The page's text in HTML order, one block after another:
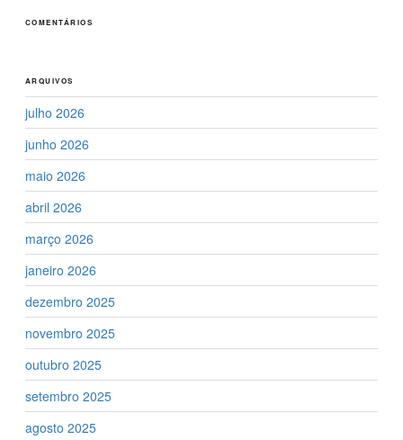
COMENTÁRIOS
ARQUIVOS
julho 2026
junho 2026
maio 2026
abril 2026
março 2026
janeiro 2026
dezembro 2025
novembro 2025
outubro 2025
setembro 2025
agosto 2025